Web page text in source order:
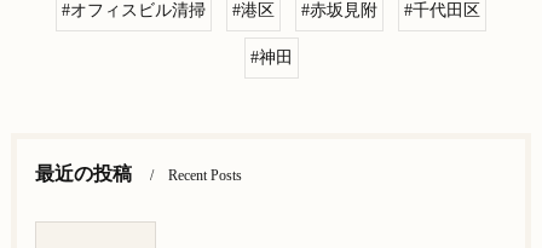
#オフィスビル清掃 #港区 #赤坂見附 #千代田区
#神田
最近の投稿 Recent Posts